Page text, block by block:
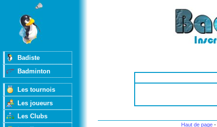
Badiste
Badminton
Les tournois
Les joueurs
Les Clubs
Haut de page